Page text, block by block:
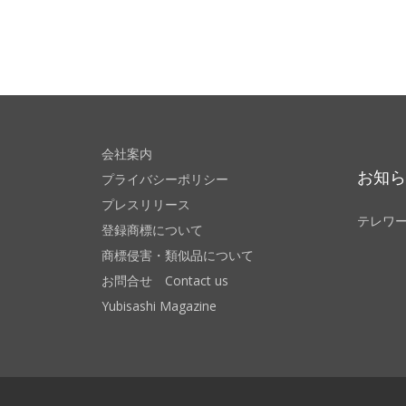
会社案内
プライバシーポリシー
プレスリリース
登録商標について
商標侵害・類似品について
お問合せ Contact us
Yubisashi Magazine
お知
テレワ